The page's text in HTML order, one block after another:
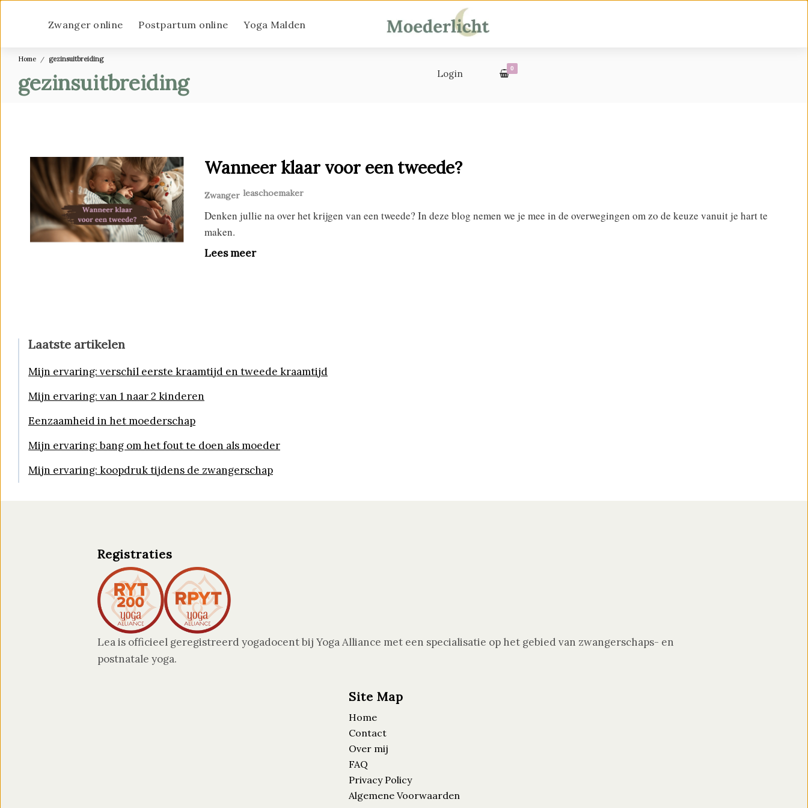
Zwanger online Postpartum online Yoga Malden
Login 0
Home gezinsuitbreiding
gezinsuitbreiding
Wanneer klaar voor een tweede?
Zwanger leaschoemaker
Denken jullie na over het krijgen van een tweede? In deze blog nemen we je mee in de overwegingen om zo de keuze vanuit je hart te
maken.
Lees meer
Laatste artikelen
Mijn ervaring: verschil eerste kraamtijd en tweede kraamtijd
Mijn ervaring: van 1 naar 2 kinderen
Eenzaamheid in het moederschap
Mijn ervaring: bang om het fout te doen als moeder
Mijn ervaring: koopdruk tijdens de zwangerschap
Registraties
Lea is officieel geregistreerd yogadocent bij Yoga Alliance met een specialisatie op het gebied van zwangerschaps- en
postnatale yoga.
Site Map
Home
Contact
Over mij
FAQ
Privacy Policy
Algemene Voorwaarden